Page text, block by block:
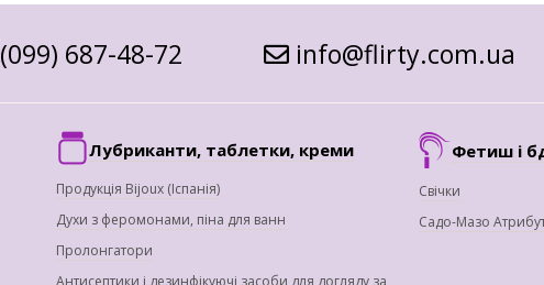
(099) 687-48-72 info@flirty.com.ua
Лубриканти, таблетки, креми
Продукція Bijoux (Іспанія)
Духи з феромонами, піна для ванн
Пролонгатори
Антисептики і дезинфікуючі засоби для догляду за
Фетиш і
Свічки
Садо-Мазо